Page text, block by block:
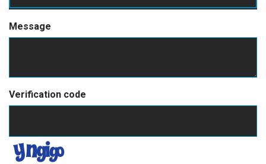
Message
Verification code